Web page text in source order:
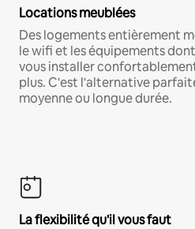
Locations meublées
Des logements entièrement
le wifi et les équipements
vous installer
plus. C'est l'alternative
moyenne ou longue durée.
La flexibilité qu'il vous faut